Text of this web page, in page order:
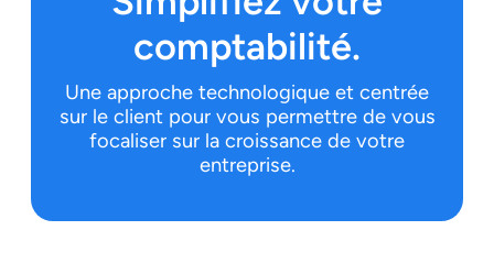
comptabilité.
Une approche technologique et centrée
sur le client pour vous permettre de vous
focaliser sur la croissance de votre
entreprise.